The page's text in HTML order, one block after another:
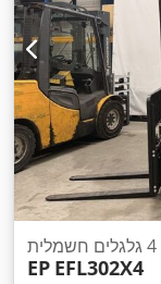
EP EFL302X4